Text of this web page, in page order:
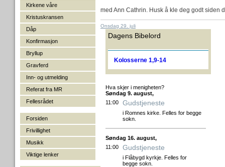
Kirkene våre
Kristuskransen
Dåp
Konfirmasjon
Bryllup
Gravferd
Inn- og utmelding
Referat fra MR
Fellesrådet
Forsiden
Frivillighet
Musikk
Viktige lenker
med Ann Cathrin. Husk å kle deg godt siden
Onsdag 29. juli
Dagens Bibelord
Kolosserne 1,9-14
Hva skjer i menigheten?
Søndag 9. august,
11:00
Gudstjeneste
i Romnes kirke. Felles for begge
sokn.
Søndag 16. august,
11:00
Gudstjeneste
i Flåbygd kyrkje. Felles for
begge sokn.